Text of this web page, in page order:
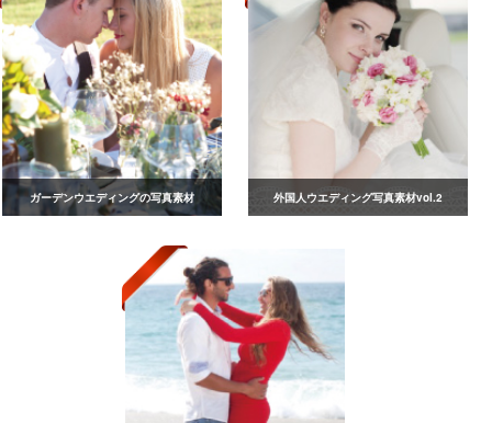
ガーデンウエディングの写真素材 外国人ウエディング写真素材vol.2